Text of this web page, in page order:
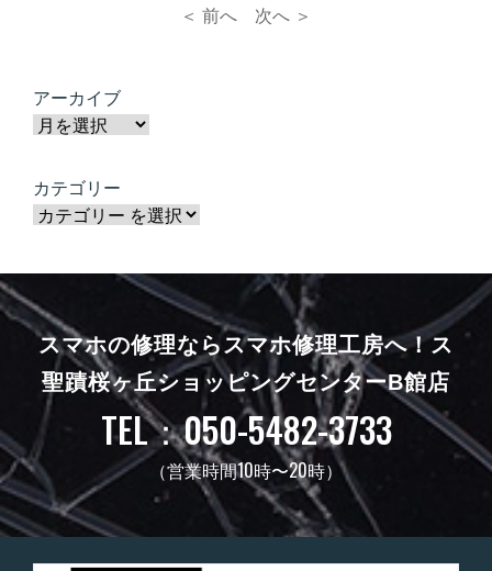
＜ 前へ 次へ ＞
アーカイブ
カテゴリー
スマホの修理ならスマホ修理工房へ！ス
聖蹟桜ヶ丘ショッピングセンターB館店
TEL：050-5482-3733
（営業時間10時〜20時）